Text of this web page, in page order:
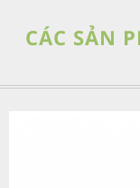
CÁC SẢN